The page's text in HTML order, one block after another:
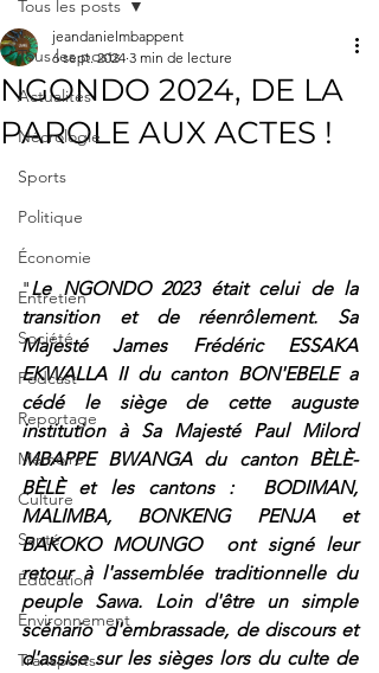
Tous les posts
Actualités
Nécrologie
Sports
Politique
Économie
Entretien
Société
Podcast
Reportage
Mémoire
Culture
Santé
Éducation
Environnement
Transports
Tous les posts
NGONDO 2024, DE LA
PAROLE AUX ACTES !
jeandanielmbappent
6 sept. 2024 3 min de lecture
"Le NGONDO 2023 était celui de la
transition et de réenrôlement. Sa
Majesté James Frédéric ESSAKA
EKWALLA II du canton BON'EBELE a
cédé le siège de cette auguste
institution à Sa Majesté Paul Milord
MBAPPE BWANGA du canton BÈLÈ-
BÈLÈ et les cantons :  BODIMAN,
MALIMBA, BONKENG PENJA et
BAKOKO MOUNGO  ont signé leur
retour à l'assemblée traditionnelle du
peuple Sawa. Loin d'être un simple
scénario  d'embrassade, de discours et
d'assise sur les sièges lors du culte de